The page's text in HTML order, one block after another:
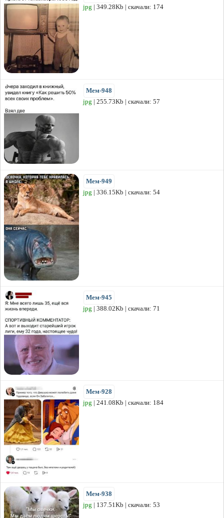
jpg | 349.28Kb | скачали: 174
Мем-948
jpg | 255.73Kb | скачали: 57
Мем-949
jpg | 336.15Kb | скачали: 54
Мем-945
jpg | 388.02Kb | скачали: 71
Мем-928
jpg | 241.08Kb | скачали: 184
Мем-938
jpg | 137.51Kb | скачали: 53